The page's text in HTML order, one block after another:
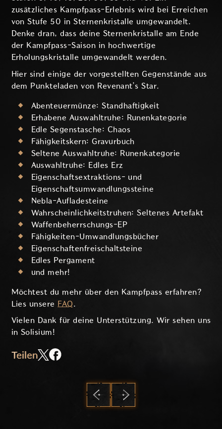
zusätzliches Kampfpass-Erlebnis wird bei Erreichen
von Stufe 50 in Sternenkristalle umgewandelt.
Denke dran, dass deine Sternenkristalle am Ende
der Kampfpass-Saison in hochwertige
Erholungskristalle umgewandelt werden.
Hier sind einige der vorgestellten Gegenstände aus
dem Punkteladen von Revenant’s Star.
Abenteuermünze: Standhaftigkeit
Erhabene Auswahltruhe: Runenkategorie
Edle Segenstasche: Chaos
Fähigkeitskern: Gravurbuch
Seltene Auswahltruhe: Runenkategorie
Auswahltruhe: Edles Erz
Eigenschaftsextraktions- und
Eigenschaftsumwandlungssteine
Nebla-Aufladesteine
Wahrscheinlichkeitstruhen: Seltenes Artefakt
Waffenbeherrschungs-EP
Fähigkeiten-Umwandlungsbücher
Eigenschaftenfreischaltsteine
Edles Pergament
und mehr!
Möchtest du mehr über den Kampfpass erfahren?
Lies unsere FAQ.
Vielen Dank für deine Unterstützung. Wir sehen uns
in Solisium!
Teilen